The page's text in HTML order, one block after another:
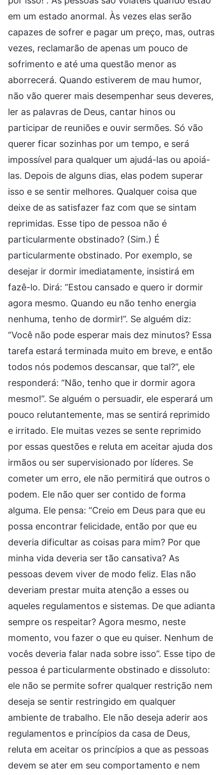
em um estado anormal. Às vezes elas serão
capazes de sofrer e pagar um preço, mas, outras
vezes, reclamarão de apenas um pouco de
sofrimento e até uma questão menor as
aborrecerá. Quando estiverem de mau humor,
não vão querer mais desempenhar seus deveres,
ler as palavras de Deus, cantar hinos ou
participar de reuniões e ouvir sermões. Só vão
querer ficar sozinhas por um tempo, e será
impossível para qualquer um ajudá-las ou apoiá-
las. Depois de alguns dias, elas podem superar
isso e se sentir melhores. Qualquer coisa que
deixe de as satisfazer faz com que se sintam
reprimidas. Esse tipo de pessoa não é
particularmente obstinado? (Sim.) É
particularmente obstinado. Por exemplo, se
desejar ir dormir imediatamente, insistirá em
fazê-lo. Dirá: “Estou cansado e quero ir dormir
agora mesmo. Quando eu não tenho energia
nenhuma, tenho de dormir!”. Se alguém diz:
“Você não pode esperar mais dez minutos? Essa
tarefa estará terminada muito em breve, e então
todos nós podemos descansar, que tal?”, ele
responderá: “Não, tenho que ir dormir agora
mesmo!”. Se alguém o persuadir, ele esperará um
pouco relutantemente, mas se sentirá reprimido
e irritado. Ele muitas vezes se sente reprimido
por essas questões e reluta em aceitar ajuda dos
irmãos ou ser supervisionado por líderes. Se
cometer um erro, ele não permitirá que outros o
podem. Ele não quer ser contido de forma
alguma. Ele pensa: “Creio em Deus para que eu
possa encontrar felicidade, então por que eu
deveria dificultar as coisas para mim? Por que
minha vida deveria ser tão cansativa? As
pessoas devem viver de modo feliz. Elas não
deveriam prestar muita atenção a esses ou
aqueles regulamentos e sistemas. De que adianta
sempre os respeitar? Agora mesmo, neste
momento, vou fazer o que eu quiser. Nenhum de
vocês deveria falar nada sobre isso”. Esse tipo de
pessoa é particularmente obstinado e dissoluto:
ele não se permite sofrer qualquer restrição nem
deseja se sentir restringido em qualquer
ambiente de trabalho. Ele não deseja aderir aos
regulamentos e princípios da casa de Deus,
reluta em aceitar os princípios a que as pessoas
devem se ater em seu comportamento e nem